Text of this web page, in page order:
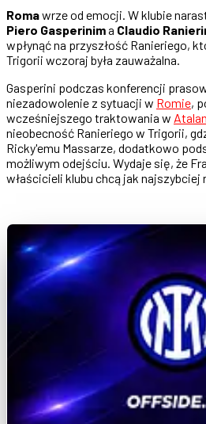
Romawrze od emocji. W klubie
Piero Gasperinima Claudio
wpłynąć na przyszłość Ranieriego,
Trigorii wczoraj była zauważalna.
Gasperini podczas konferencji
niezadowolenie z sytuacji w Romie,
wcześniejszego traktowania w
nieobecność Ranieriego w Trigorii,
Ricky'emu Massarze, dodatkowo
możliwym odejściu. Wydaje się, że
właścicieli klubu chcą jak